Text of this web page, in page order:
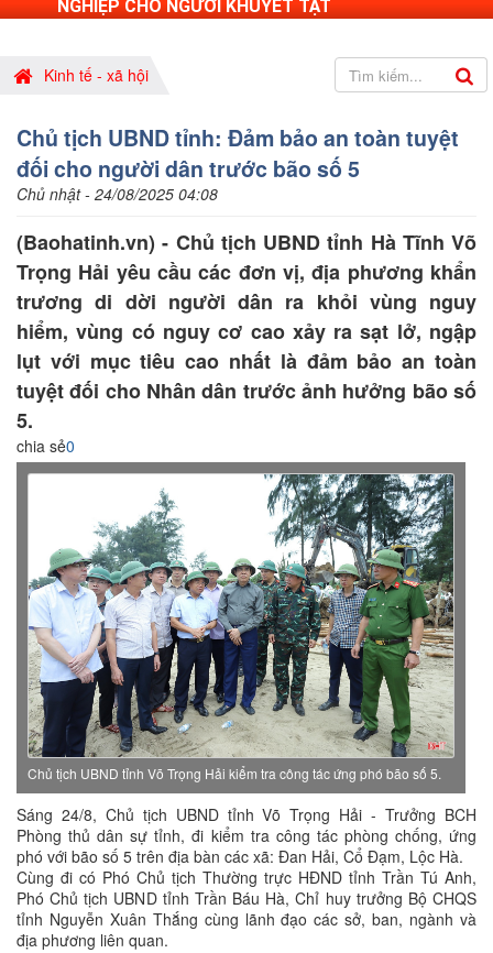
NGHIỆP CHO NGƯỜI KHUYẾT TẬT
Kinh tế - xã hội
Chủ tịch UBND tỉnh: Đảm bảo an toàn tuyệt
đối cho người dân trước bão số 5
Chủ nhật - 24/08/2025 04:08
(Baohatinh.vn) - Chủ tịch UBND tỉnh Hà Tĩnh Võ
Trọng Hải yêu cầu các đơn vị, địa phương khẩn
trương di dời người dân ra khỏi vùng nguy
hiểm, vùng có nguy cơ cao xảy ra sạt lở, ngập
lụt với mục tiêu cao nhất là đảm bảo an toàn
tuyệt đối cho Nhân dân trước ảnh hưởng bão số
5.
chia sẻ0
Chủ tịch UBND tỉnh Võ Trọng Hải kiểm tra công tác ứng phó bão số 5.
Sáng 24/8, Chủ tịch UBND tỉnh Võ Trọng Hải - Trưởng BCH
Phòng thủ dân sự tỉnh, đi kiểm tra công tác phòng chống, ứng
phó với bão số 5 trên địa bàn các xã: Đan Hải, Cổ Đạm, Lộc Hà.
Cùng đi có Phó Chủ tịch Thường trực HĐND tỉnh Trần Tú Anh,
Phó Chủ tịch UBND tỉnh Trần Báu Hà, Chỉ huy trưởng Bộ CHQS
tỉnh Nguyễn Xuân Thắng cùng lãnh đạo các sở, ban, ngành và
địa phương liên quan.